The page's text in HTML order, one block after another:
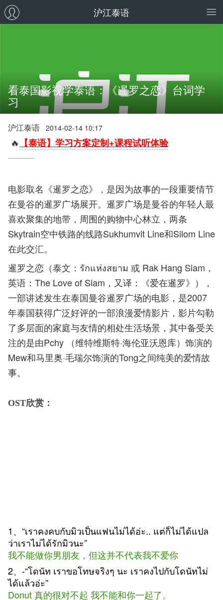
沪江泰语
看泰国影视学泰语：《暹罗之恋》台词学
习
沪江泰语 2014-02-14 10:17
🔥 【泰语】学习方案定制+课程试听体验
电影取名《暹罗之恋》，是因为故事的一段重要情节
在曼谷的暹罗广场展开。暹罗广场是曼谷的年轻人最
喜欢聚集的地带，周围的购物中心林立，两条
Skytrain空中铁路的线路Sukhumvit Line和Silom Line
在此交汇。
暹罗之恋（泰文：รักแห่งสยาม 或 Rak Hang Siam，
英语：The Love of Siam，又译：《爱在暹罗》），
一部讲述发生在泰国曼谷暹罗广场的电影，是2007
年泰国获得广泛好评的一部浪漫爱情影片，影片勾勒
了多层面的家庭与友情的相处生活场景，其中备受关
注的是由Pchy （维特维斯特·海伦亚沃恩库）饰演的
Mew和马里奥·毛瑞尔饰演的Tong之间纯美的爱情故
事。
OST欣赏：
1、“เราคงคบกับมิวเป็นแฟนไม่ได้อ่ะ.. แต่ก็ไม่ได้แปล
ว่าเราไม่ได้รักมิวนะ”
我不能做你男朋友，但这并不代表我不爱你
2、-“โดนัท เราขอโทษจริงๆ นะ เราคงไปกับโดนัทไม่
ได้แล้วอ่ะ”
Donut 真的很对不起 我不能和你一起了。